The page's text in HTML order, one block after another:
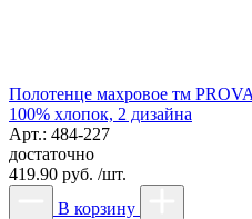
Полотенце махровое тм
100% хлопок, 2 дизайна
Арт.: 484-227
достаточно
419.90 руб. /шт.
В корзину